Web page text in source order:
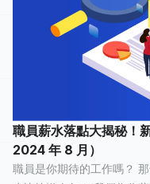
職員薪水落點大揭秘！
2024 年 8 月）
職員是你期待的工作嗎？ 那千萬別錯過，比薪水特別整理的職員薪